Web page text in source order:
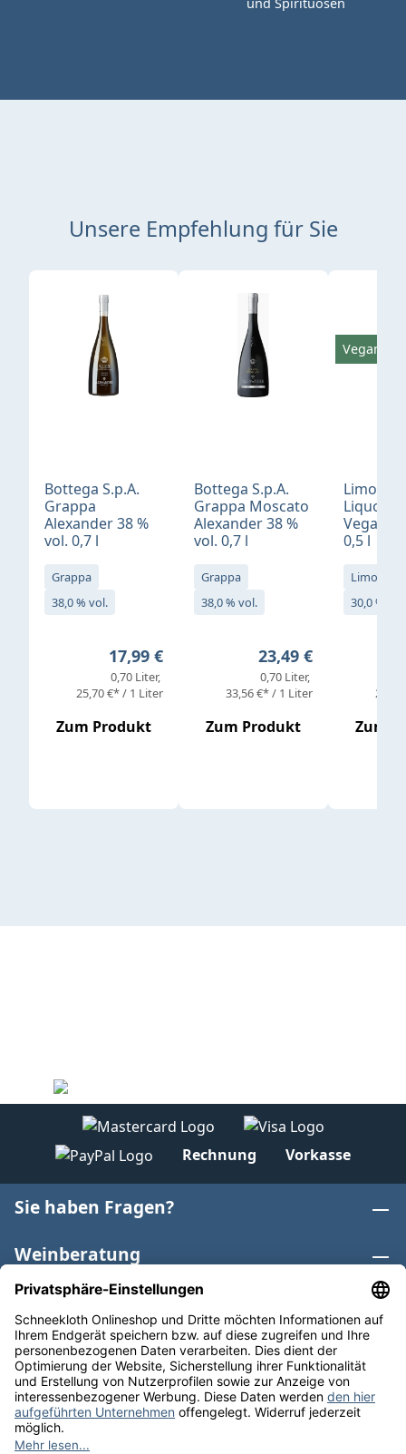
Unsere Empfehlung für Sie
Produktgalerie überspringen
Bottega S.p.A.
Grappa
Alexander 38 %
vol. 0,7 l
Grappa
38,0 % vol.
Regulärer Preis:
17,99 €
0,70 Liter
25,70 €* / 1 Liter
Zum Produkt
Bottega S.p.A.
Grappa Moscato
Alexander 38 %
vol. 0,7 l
Grappa
38,0 % vol.
Regulärer Preis:
23,49 €
0,70 Liter
33,56 €* / 1 Liter
Zum Produkt
Liquore
Vegan
0,5 l
30,0 % vol.
Zum
Vegan
Rechnung Vorkasse
Sie haben Fragen?
Weinberatung
Informationen
Weinkategorien
Internationaler Wein
* Alle Preise inkl. gesetzl. Mehrwertsteuer zzgl.